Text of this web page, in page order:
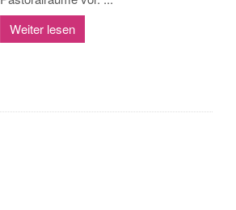
Weiter lesen